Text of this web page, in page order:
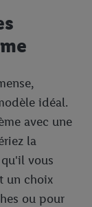
idéal.
avec une
la
vous
un choix
ou pour